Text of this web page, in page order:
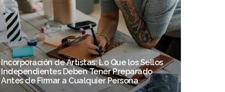
Incorporación de Artistas: Lo Que los Sellos
Independientes Deben Tener Preparado
Antes de Firmar a Cualquier Persona